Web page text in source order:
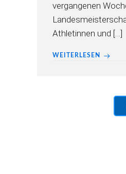
vergangenen
Athletinnen und […]
WEITERLESEN